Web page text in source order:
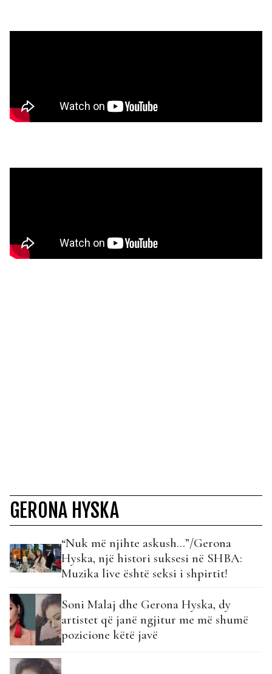
GERONA HYSKA
“Nuk më njihte askush…”/Gerona
Hyska, një histori suksesi në SHBA:
Muzika live është seksi i shpirtit!
Soni Malaj dhe Gerona Hyska, dy
artistet që janë ngjitur me më shumë
pozicione këtë javë